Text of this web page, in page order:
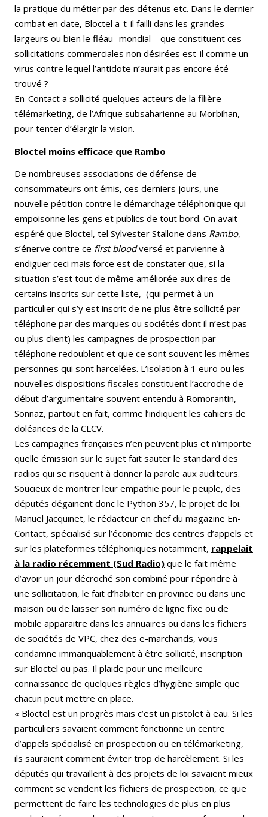
la pratique du métier par des détenus etc. Dans le dernier
combat en date, Bloctel a-t-il failli dans les grandes
largeurs ou bien le fléau -mondial – que constituent ces
sollicitations commerciales non désirées est-il comme un
virus contre lequel l’antidote n’aurait pas encore été
trouvé ?
En-Contact a sollicité quelques acteurs de la filière
télémarketing, de l’Afrique subsaharienne au Morbihan,
pour tenter d’élargir la vision.
Bloctel moins efficace que Rambo
De nombreuses associations de défense de
consommateurs ont émis, ces derniers jours, une
nouvelle pétition contre le démarchage téléphonique qui
empoisonne les gens et publics de tout bord. On avait
espéré que Bloctel, tel Sylvester Stallone dans Rambo,
s’énerve contre ce first bloodversé et parvienne à
endiguer ceci mais force est de constater que, si la
situation s’est tout de même améliorée aux dires de
certains inscrits sur cette liste, (qui permet à un
particulier qui s’y est inscrit de ne plus être sollicité par
téléphone par des marques ou sociétés dont il n’est pas
ou plus client) les campagnes de prospection par
téléphone redoublent et que ce sont souvent les mêmes
personnes qui sont harcelées. L’isolation à 1 euro ou les
nouvelles dispositions fiscales constituent l’accroche de
début d’argumentaire souvent entendu à Romorantin,
Sonnaz, partout en fait, comme l’indiquent les cahiers de
doléances de la CLCV.
Les campagnes françaises n’en peuvent plus et n’importe
quelle émission sur le sujet fait sauter le standard des
radios qui se risquent à donner la parole aux auditeurs.
Soucieux de montrer leur empathie pour le peuple, des
députés dégainent donc le Python 357, le projet de loi.
Manuel Jacquinet, le rédacteur en chef du magazine En-
Contact, spécialisé sur l’économie des centres d’appels et
sur les plateformes téléphoniques notamment, rappelait
à la radio récemment (Sud Radio) que le fait même
d’avoir un jour décroché son combiné pour répondre à
une sollicitation, le fait d’habiter en province ou dans une
maison ou de laisser son numéro de ligne fixe ou de
mobile apparaitre dans les annuaires ou dans les fichiers
de sociétés de VPC, chez des e-marchands, vous
condamne immanquablement à être sollicité, inscription
sur Bloctel ou pas. Il plaide pour une meilleure
connaissance de quelques règles d’hygiène simple que
chacun peut mettre en place.
« Bloctel est un progrès mais c’est un pistolet à eau. Si les
particuliers savaient comment fonctionne un centre
d’appels spécialisé en prospection ou en télémarketing,
ils sauraient comment éviter trop de harcèlement. Si les
députés qui travaillent à des projets de loi savaient mieux
comment se vendent les fichiers de prospection, ce que
permettent de faire les technologies de plus en plus